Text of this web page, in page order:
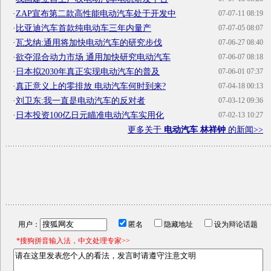
07-07-11 08:19
·ZAP宣布第二款高性能电动汽车处于开发中
07-07-05 08:07
· 比亚迪汽车首款纯电动车三年内量产
07-06-27 08:40
·瓦戈纳:通用将加快电动汽车的研究步伐
07-06-07 08:18
·欲夺混合动力市场 通用加快研究电动汽车
07-06-01 07:37
· 日本拟2030年真正实现电动汽车的普及
07-04-18 00:13
·真正意义上的零排放 电动汽车何时到来?
07-03-12 09:36
·刘卫东:我一直是电动汽车的反对者
07-02-13 10:27
· 日本投资100亿日元瞄准电动汽车实用化
更多关于 电动汽车 林祥钟 的新闻>>
用户： 匿名 隐藏地址
设为辩论话题
*搜狗拼音输入法，中文处理专家>>